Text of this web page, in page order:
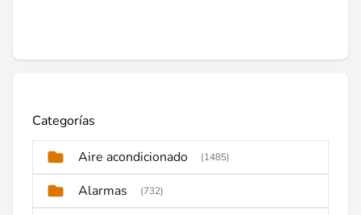
Categorías
Aire acondicionado (1485)
Alarmas (732)